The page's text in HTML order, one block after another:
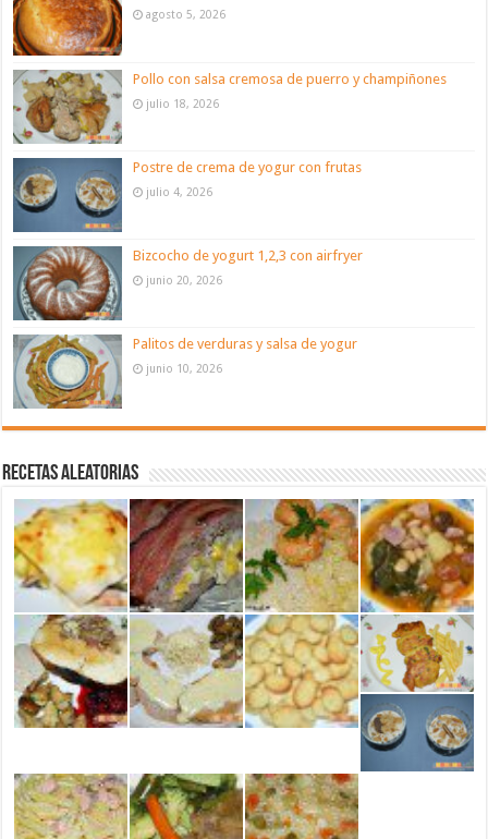
agosto 5, 2026
Pollo con salsa cremosa de puerro y champiñones
julio 18, 2026
Postre de crema de yogur con frutas
julio 4, 2026
Bizcocho de yogurt 1,2,3 con airfryer
junio 20, 2026
Palitos de verduras y salsa de yogur
junio 10, 2026
Recetas aleatorias